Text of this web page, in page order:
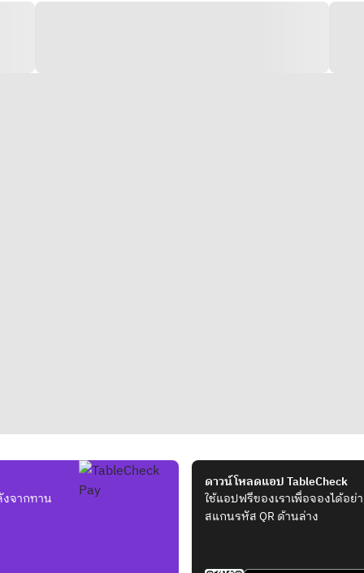
งจากทาน
ดาวน์โหลดแอป TableCheck
ใช้แอปฟรีของเราเพื่อจองได้อ
สแกนรหัส QR ด้านล่าง